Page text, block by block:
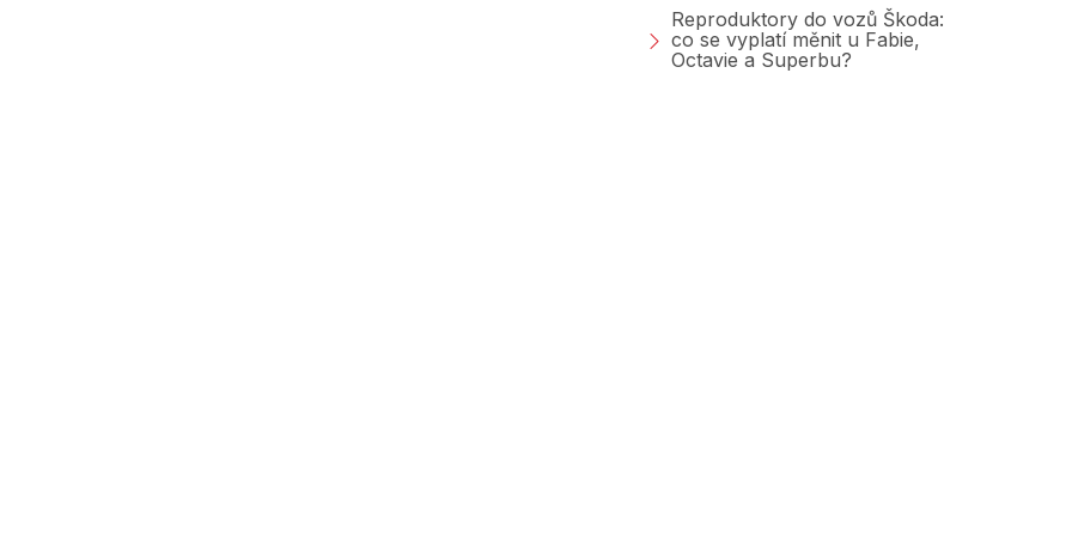
Reproduktory do vozů Škoda:
co se vyplatí měnit u Fabie,
Octavie a Superbu?